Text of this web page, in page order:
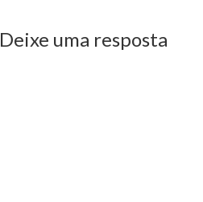
Deixe uma resposta